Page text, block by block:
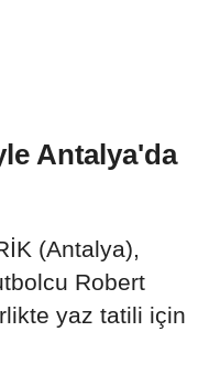
Antalya'da
(Antalya),
Robert
yaz tatili için